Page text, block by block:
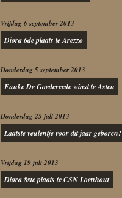
Vrijdag 6 september 2013
Diora 6de plaats te Arezzo
Donderdag 5 september 2013
Funke De Goedereede winst te Asten
Donderdag 25 juli 2013
Laatste veulentje voor dit jaar geboren!
Vrijdag 19 juli 2013
Diora 8ste plaats te CSN Loenhout